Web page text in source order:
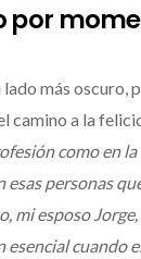
más oscuro,
camino a la
como en
personas
mi esposo
cuando